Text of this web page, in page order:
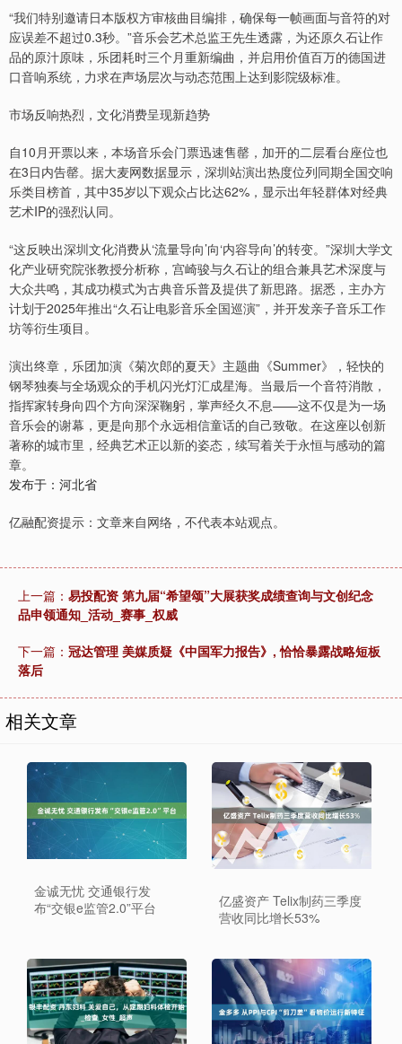
“我们特别邀请日本版权方审核曲目编排，确保每一帧画面与音符的对
应误差不超过0.3秒。”音乐会艺术总监王先生透露，为还原久石让作
品的原汁原味，乐团耗时三个月重新编曲，并启用价值百万的德国进
口音响系统，力求在声场层次与动态范围上达到影院级标准。
市场反响热烈，文化消费呈现新趋势
自10月开票以来，本场音乐会门票迅速售罄，加开的二层看台座位也
在3日内告罄。据大麦网数据显示，深圳站演出热度位列同期全国交响
乐类目榜首，其中35岁以下观众占比达62%，显示出年轻群体对经典
艺术IP的强烈认同。
“这反映出深圳文化消费从‘流量导向’向‘内容导向’的转变。”深圳大学文
化产业研究院张教授分析称，宫崎骏与久石让的组合兼具艺术深度与
大众共鸣，其成功模式为古典音乐普及提供了新思路。据悉，主办方
计划于2025年推出“久石让电影音乐全国巡演”，并开发亲子音乐工作
坊等衍生项目。
演出终章，乐团加演《菊次郎的夏天》主题曲《Summer》，轻快的
钢琴独奏与全场观众的手机闪光灯汇成星海。当最后一个音符消散，
指挥家转身向四个方向深深鞠躬，掌声经久不息——这不仅是为一场
音乐会的谢幕，更是向那个永远相信童话的自己致敬。在这座以创新
著称的城市里，经典艺术正以新的姿态，续写着关于永恒与感动的篇
章。
发布于：河北省
亿融配资提示：文章来自网络，不代表本站观点。
上一篇： 易投配资 第九届“希望颂”大展获奖成绩查询与文创纪念
品申领通知_活动_赛事_权威
下一篇： 冠达管理 美媒质疑《中国军力报告》, 恰恰暴露战略短板
落后
相关文章
金诚无忧 交通银行发
布“交银e监管2.0”平台
亿盛资产 Telix制药三季度
营收同比增长53%